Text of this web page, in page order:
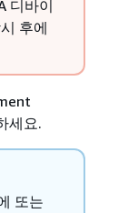
디바이
후에
세요.
또는